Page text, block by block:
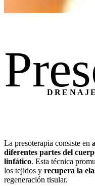
La presoterapia consiste en
diferentes partes del
linfático. Esta técnica
los tejidos y recupera la
regeneración tisular.